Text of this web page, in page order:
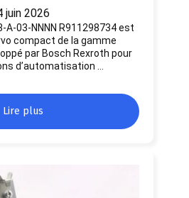
juin 2026
A-03-NNNN R911298734 est
compact de la gamme
par Bosch Rexroth pour
d’automatisation …
Lire plus